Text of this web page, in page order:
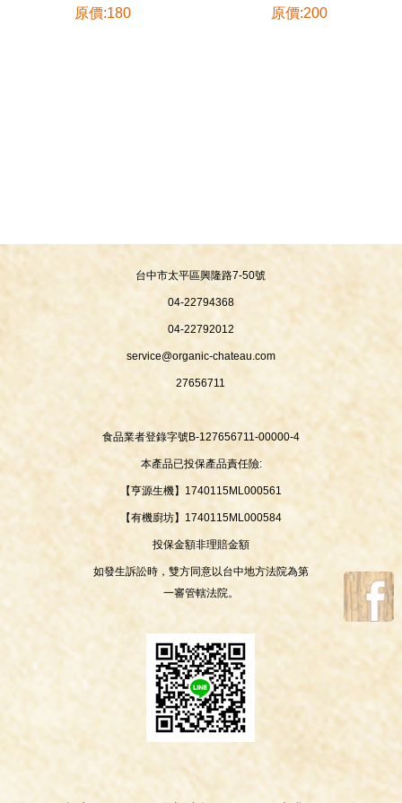
原價:180
原價:200
台中市太平區興隆路7-50號
04-22794368
04-22792012
service@organic-chateau.com
27656711
食品業者登錄字號B-127656711-00000-4
本產品已投保產品責任險:
【亨源生機】1740115ML000561
【有機廚坊】1740115ML000584
投保金額非理賠金額
如發生訴訟時，雙方同意以台中地方法院為第
一審管轄法院。